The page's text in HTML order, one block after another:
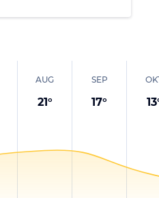
AUG
21°
SEP
17° 13